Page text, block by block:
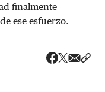
finalmente
ese esfuerzo.